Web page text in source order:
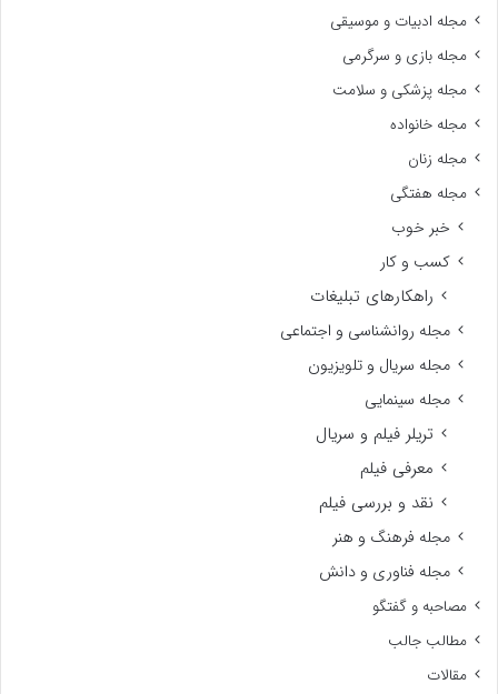
مجله ادبیات و موسیقی
مجله بازی و سرگرمی
مجله پزشکی و سلامت
مجله خانواده
مجله زنان
مجله هفتگی
خبر خوب
کسب و کار
راهکارهای تبلیغات
مجله روانشناسی و اجتماعی
مجله سریال و تلویزیون
مجله سینمایی
تریلر فیلم و سریال
معرفی فیلم
نقد و بررسی فیلم
مجله فرهنگ و هنر
مجله فناوری و دانش
مصاحبه و گفتگو
مطالب جالب
مقالات